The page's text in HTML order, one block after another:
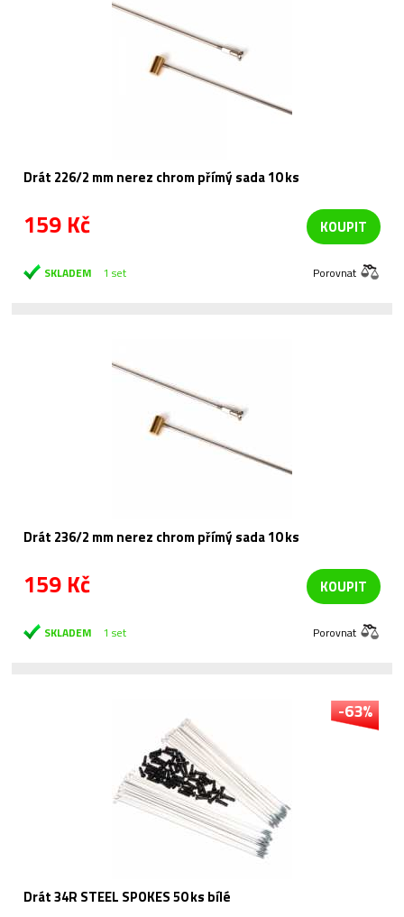
Drát 226/2 mm nerez chrom přímý sada 10 ks
159 Kč KOUPIT
SKLADEM 1 set Porovnat
Drát 236/2 mm nerez chrom přímý sada 10 ks
159 Kč KOUPIT
SKLADEM 1 set Porovnat
-63%
Drát 34R STEEL SPOKES 50 ks bílé